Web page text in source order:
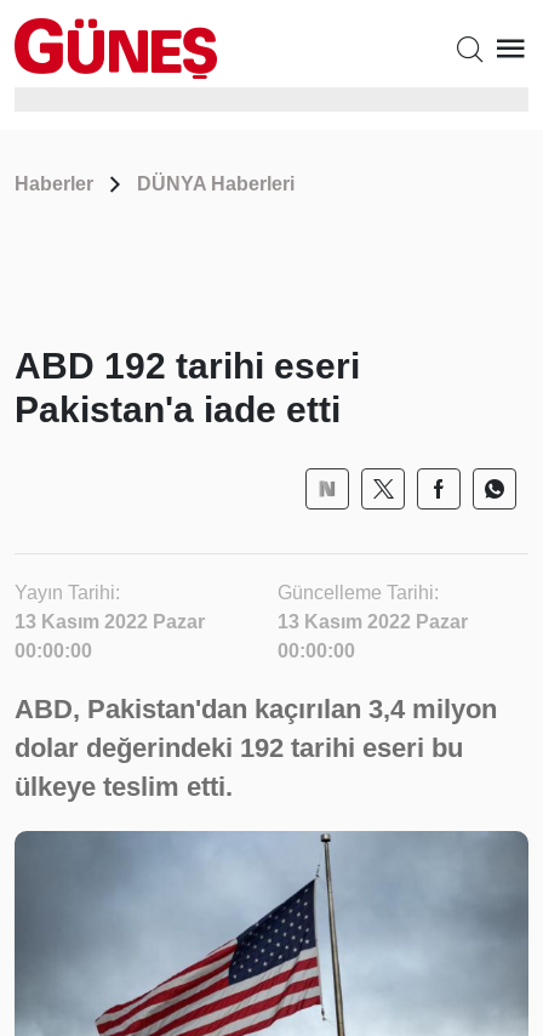
Haberler DÜNYA Haberleri
ABD 192 tarihi eseri
Pakistan'a iade etti
Yayın Tarihi:
13 Kasım 2022 Pazar
00:00:00
Güncelleme Tarihi:
13 Kasım 2022 Pazar
00:00:00
ABD, Pakistan'dan kaçırılan 3,4 milyon
dolar değerindeki 192 tarihi eseri bu
ülkeye teslim etti.